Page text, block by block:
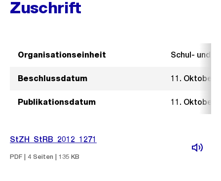
Zuschrift
Organisationseinheit Schul- und
Beschlussdatum 11. Oktober
Publikationsdatum 11. Oktober
StZH_StRB_2012_1271
PDF | 4 Seiten | 135 KB